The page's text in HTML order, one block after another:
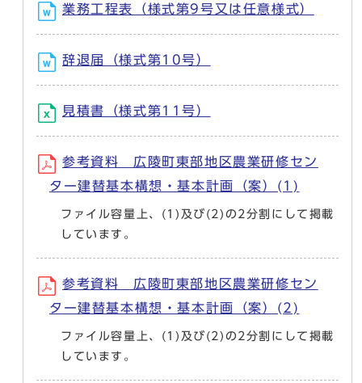
業務工程表（様式第9号又は任意様式）
辞退届（様式第10号）
見積書（様式第11号）
参考資料 広陵町東部地区農業研修セン
ター建替基本構想・基本計画（案）(1)
ファイル容量上、(1)及び(2)の2分割にして掲載
しています。
参考資料 広陵町東部地区農業研修セン
ター建替基本構想・基本計画（案）(2)
ファイル容量上、(1)及び(2)の2分割にして掲載
しています。